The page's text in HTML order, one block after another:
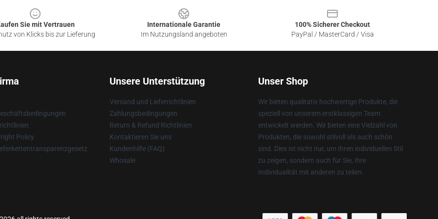
Sie mit Vertrauen
von Klicks bis zur Lieferung
Internationale Garantie
Im Nutzungsland angeboten
100% Sicherer Checkout
PayPal / MasterCard / Visa
Policy
Unsere Unterstützung
Versand und Lieferrichtlinien
Zahlungsbedingungen
Return & Refund Richtlinien
Kontaktieren Sie uns
Kundenhilfe (FAQ)
Whosale
Unser Shop
Wir bieten qualitativ hochwertige Produkte, die
speziell von unserem erstklassigen Team
entwickelt werden. Wir bieten eine Vielzahl von
Produkten, die sowohl stilvoll als auch schön
sind. Dies ist nicht nur, um Ihren individuellen Stil
zu zeigen, sondern auch für Sie, Ihre
Individualität mit anderen zu teilen.